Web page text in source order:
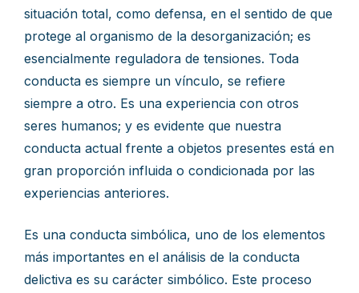
situación total, como defensa, en el sentido de que
protege al organismo de la desorganización; es
esencialmente reguladora de tensiones. Toda
conducta es siempre un vínculo, se refiere
siempre a otro. Es una experiencia con otros
seres humanos; y es evidente que nuestra
conducta actual frente a objetos presentes está en
gran proporción influida o condicionada por las
experiencias anteriores.
Es una conducta simbólica, uno de los elementos
más importantes en el análisis de la conducta
delictiva es su carácter simbólico. Este proceso